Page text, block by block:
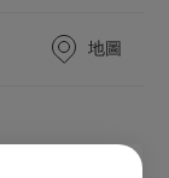
地圖